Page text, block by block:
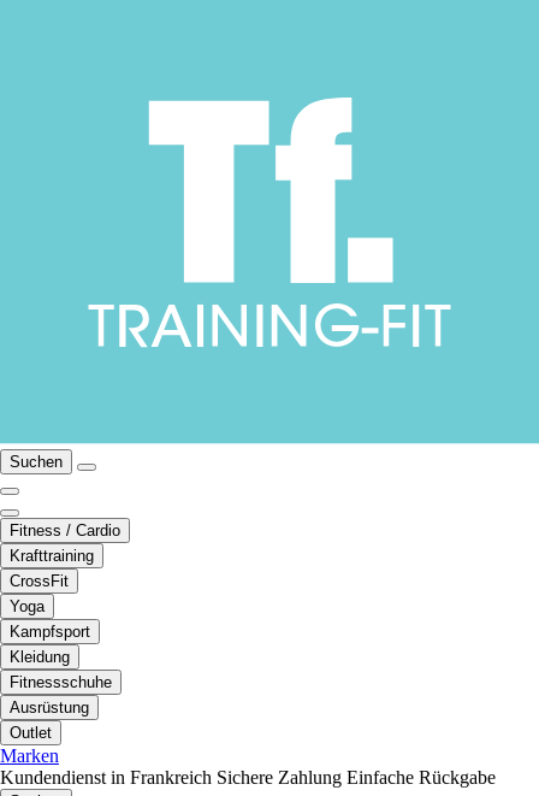
Suchen
Fitness / Cardio
Krafttraining
CrossFit
Yoga
Kampfsport
Kleidung
Fitnessschuhe
Ausrüstung
Outlet
Marken
Kundendienst in Frankreich Sichere Zahlung Einfache Rückgabe